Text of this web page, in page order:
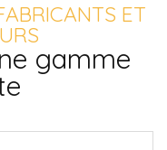
ET
gamme